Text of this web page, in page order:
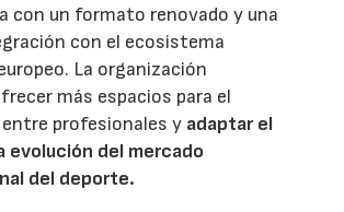
con un formato renovado y una
con el ecosistema
La organización
más espacios para el
profesionales y adaptar el
evolución del mercado
del deporte.